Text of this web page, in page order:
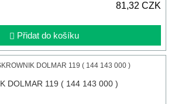
81,32 CZK
Přidat do košíku
DOLMAR 119 ( 144 143 000 )